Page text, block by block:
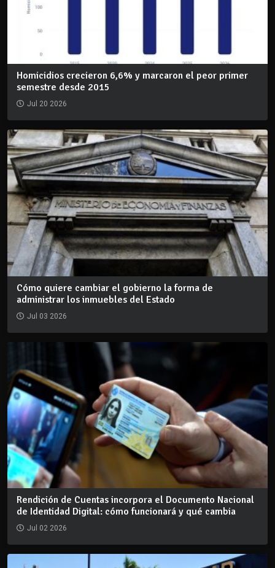
Homicidios crecieron 6,6% y marcaron el peor primer
semestre desde 2015
Jul 20 2026
Cómo quiere cambiar el gobierno la forma de
administrar los inmuebles del Estado
Jul 03 2026
Rendición de Cuentas incorpora el Documento Nacional
de Identidad Digital: cómo funcionará y qué cambia
Jul 02 2026